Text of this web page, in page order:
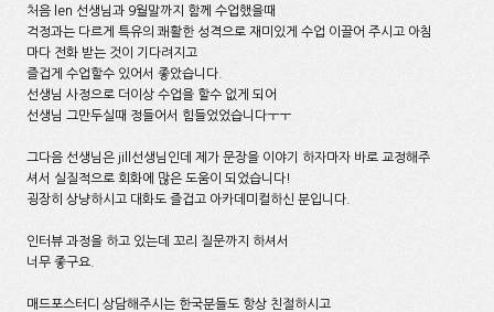
처음 len 선생님과 9월말까지 함께 수업했을때
걱정과는 다르게 특유의 쾌활한 성격으로 재미있게 수업 이끌어 주시고 아침
마다 전화 받는 것이 기다려지고
즐겁게 수업할수 있어서 좋았습니다.
선생님 사정으로 더이상 수업을 할수 없게 되어
선생님 그만두실때 정들어서 힘들었었습니다ㅜㅜ
그다음 선생님은 jill선생님인데 제가 문장을 이야기 하자마자 바로 교정해주
셔서 실질적으로 회화에 많은 도움이 되었습니다!
굉장히 상냥하시고 대화도 즐겁고 아카데미컬하신 분입니다.
인터뷰 과정을 하고 있는데 꼬리 질문까지 하셔서
너무 좋구요.
매드포스터디 상담해주시는 한국분들도 항상 친절하시고